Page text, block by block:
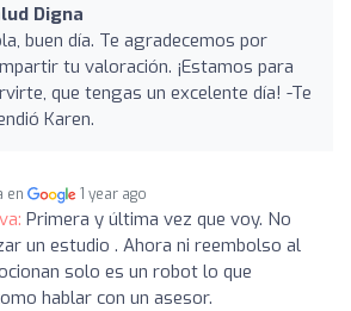
Digna
buen día. Te agradecemos por
tu valoración. ¡Estamos para
que tengas un excelente día! -Te
Karen.
en 1 year ago
Primera y última vez que voy. No
un estudio . Ahora ni reembolso al
solo es un robot lo que
hablar con un asesor.